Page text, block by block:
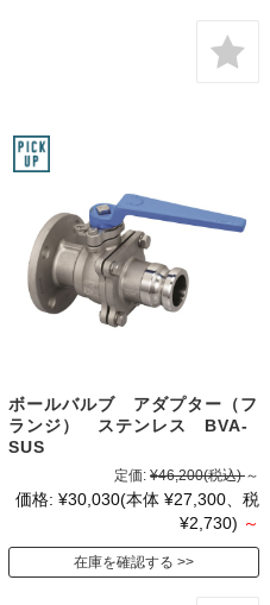
ボールバルブ アダプター（フ
ランジ） ステンレス BVA-
SUS
定価: ¥46,200(税込) ～
価格: ¥30,030(本体 ¥27,300、税
¥2,730) ～
在庫を確認する